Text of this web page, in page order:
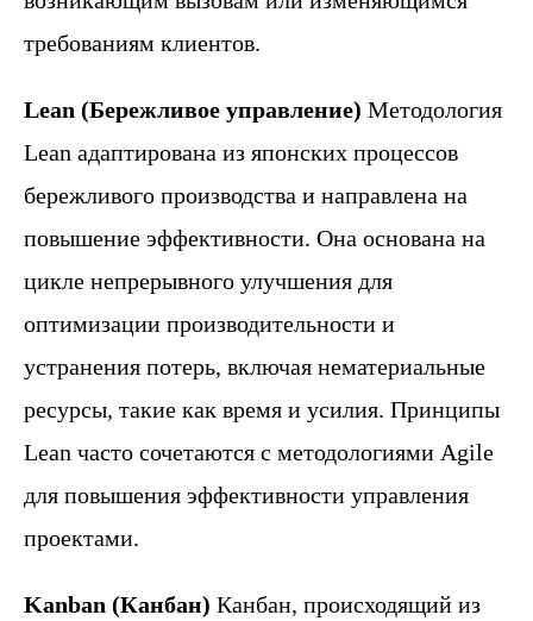
требованиям клиентов.
Lean (Бережливое управление) Методология
Lean адаптирована из японских процессов
бережливого производства и направлена на
повышение эффективности. Она основана на
цикле непрерывного улучшения для
оптимизации производительности и
устранения потерь, включая нематериальные
ресурсы, такие как время и усилия. Принципы
Lean часто сочетаются с методологиями Agile
для повышения эффективности управления
проектами.
Kanban (Канбан) Канбан, происходящий из